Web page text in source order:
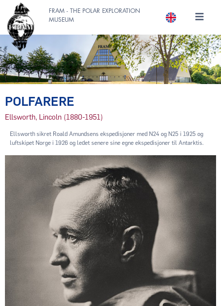
FRAM - THE POLAR EXPLORATION
MUSEUM
POLFARERE
Ellsworth, Lincoln (1880-1951)
Ellsworth sikret Roald Amundsens ekspedisjoner med N24 og N25 i 1925 og
luftskipet Norge i 1926 og ledet senere sine egne ekspedisjoner til Antarktis.